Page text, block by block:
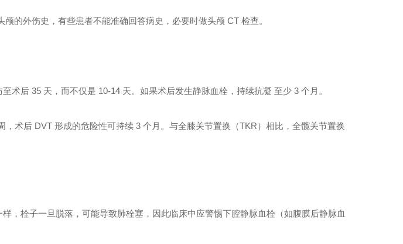
的外伤史，有些患者不能准确回答病史，必要时做头颅 CT 检查。
术后 35 天，而不仅是 10-14 天。如果术后发生静脉血栓，持续抗凝 至少 3 个月。
，术后 DVT 形成的危险性可持续 3 个月。与全膝关节置换（TKR）相比，全髋关节置换
，栓子一旦脱落，可能导致肺栓塞，因此临床中应警惕下腔静脉血栓（如腹膜后静脉血